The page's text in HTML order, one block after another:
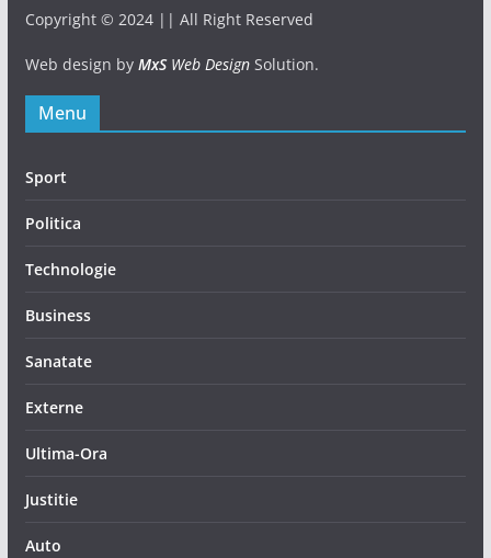
Copyright © 2024 || All Right Reserved
Web design by MxSWeb DesignSolution.
Menu
Sport
Politica
Technologie
Business
Sanatate
Externe
Ultima-Ora
Justitie
Auto